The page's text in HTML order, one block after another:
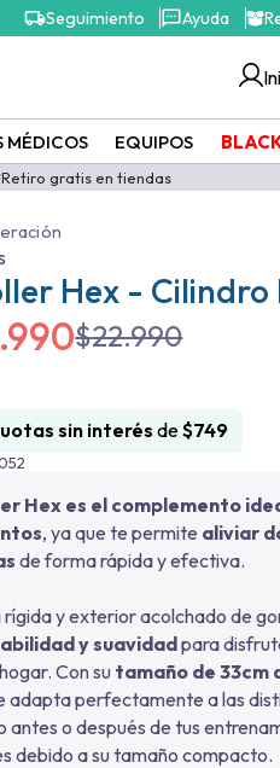
Seguimiento Ayuda
MÉDICOS EQUIPOS
Retiro gratis en tiendas
Hex -
$22.990
sin interés de$749
Hex es el complemento
, ya que te permite aliviar
de forma rápida y efectiva.
rígida y exterior acolchado de
y suavidadpara
Con su tamaño de 33cm
adapta perfectamente a las
antes o después de tus
debido a su tamaño compacto.